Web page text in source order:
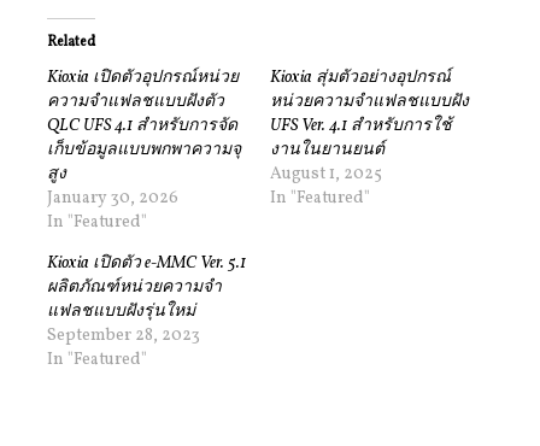
Related
Kioxia เปิดตัวอุปกรณ์หน่วย
ความจำแฟลชแบบฝังตัว
QLC UFS 4.1 สำหรับการจัด
เก็บข้อมูลแบบพกพาความจุ
สูง
January 30, 2026
In "Featured"
Kioxia สุ่มตัวอย่างอุปกรณ์
หน่วยความจำแฟลชแบบฝัง
UFS Ver. 4.1 สำหรับการใช้
งานในยานยนต์
August 1, 2025
In "Featured"
Kioxia เปิดตัว e-MMC Ver. 5.1
ผลิตภัณฑ์หน่วยความจำ
แฟลชแบบฝังรุ่นใหม่
September 28, 2023
In "Featured"